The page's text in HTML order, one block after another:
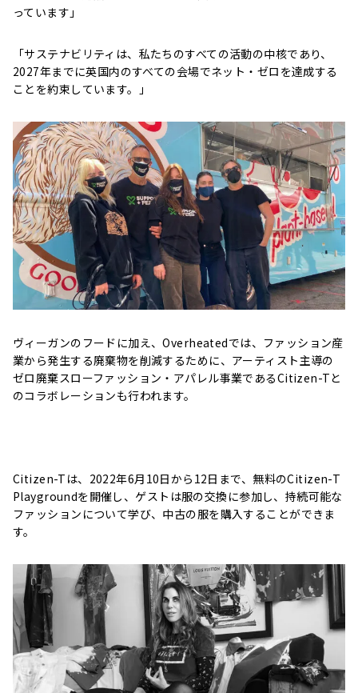
っています」
「サステナビリティは、私たちのすべての活動の中核であり、
2027年までに英国内のすべての会場でネット・ゼロを達成する
ことを約束しています。」
ヴィーガンのフードに加え、Overheatedでは、ファッション産
業から発生する廃棄物を削減するために、アーティスト主導の
ゼロ廃棄スローファッション・アパレル事業であるCitizen-Tと
のコラボレーションも行われます。
Citizen-Tは、2022年6月10日から12日まで、無料のCitizen-T
Playgroundを開催し、ゲストは服の交換に参加し、持続可能な
ファッションについて学び、中古の服を購入することができま
す。